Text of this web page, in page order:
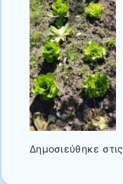
Δημοσιεύθηκε στις